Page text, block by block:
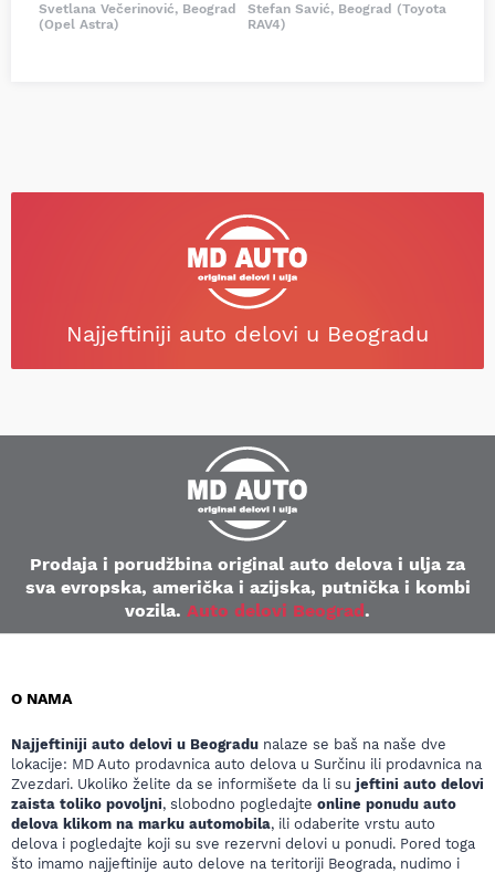
Svetlana Večerinović, Beograd
(Opel Astra)
Stefan Savić, Beograd (Toyota
RAV4)
Najjeftiniji auto delovi u Beogradu
Prodaja i porudžbina original auto delova i ulja za
sva evropska, američka i azijska, putnička i kombi
vozila. Auto delovi Beograd.
O NAMA
Najjeftiniji auto delovi u Beogradu nalaze se baš na naše dve
lokacije: MD Auto prodavnica auto delova u Surčinu ili prodavnica na
Zvezdari. Ukoliko želite da se informišete da li su jeftini auto delovi
zaista toliko povoljni, slobodno pogledajte online ponudu auto
delova klikom na marku automobila, ili odaberite vrstu auto
delova i pogledajte koji su sve rezervni delovi u ponudi. Pored toga
što imamo najjeftinije auto delove na teritoriji Beograda, nudimo i